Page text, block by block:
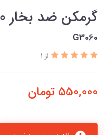
گرمکن ضد بخار GA3060
G3060
از 1
550,000 تومان